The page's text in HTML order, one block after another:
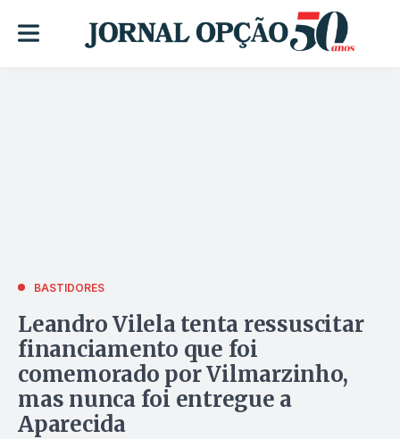
BASTIDORES
Leandro Vilela tenta ressuscitar
financiamento que foi
comemorado por Vilmarzinho,
mas nunca foi entregue a
Aparecida